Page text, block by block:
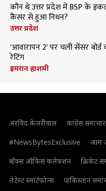
कौन थे उत्तर प्रदेश में BSP के
कैंसर से हुआ निधन?
उत्तर प्रदेश
'आवारापन 2' पर चली सेंसर
रेटिंग
इमरान हाशमी
अरविंद केजरीवाल कांग्रेस समाचार
#NewsBytesExclusive
आम
बॉक्स ऑफिस कलेक्शन
क्रिकेट
लेटेस्ट स्मार्टफोन्स
पाकिस्तान